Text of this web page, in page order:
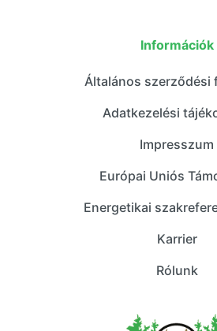
Információk
Általános szerződési
Adatkezelési
Impresszum
Európai Uniós
Energetikai
Karrier
Rólunk